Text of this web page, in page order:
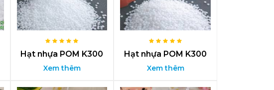
Hạt nhựa POM K300
Xem thêm
Hạt nhựa POM K300
Xem thêm